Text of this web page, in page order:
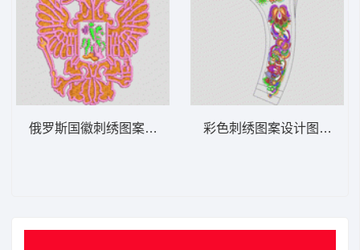
俄罗斯国徽刺绣图案 章仔 彩色刺绣图案设计图 民族